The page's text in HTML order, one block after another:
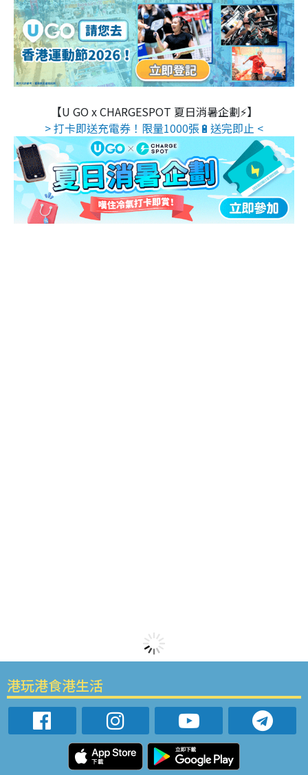
【U GO x CHARGESPOT 夏日消暑企劃⚡】
> 打卡即送充電券！限量1000張🔋送完即止 <
港玩港食港生活